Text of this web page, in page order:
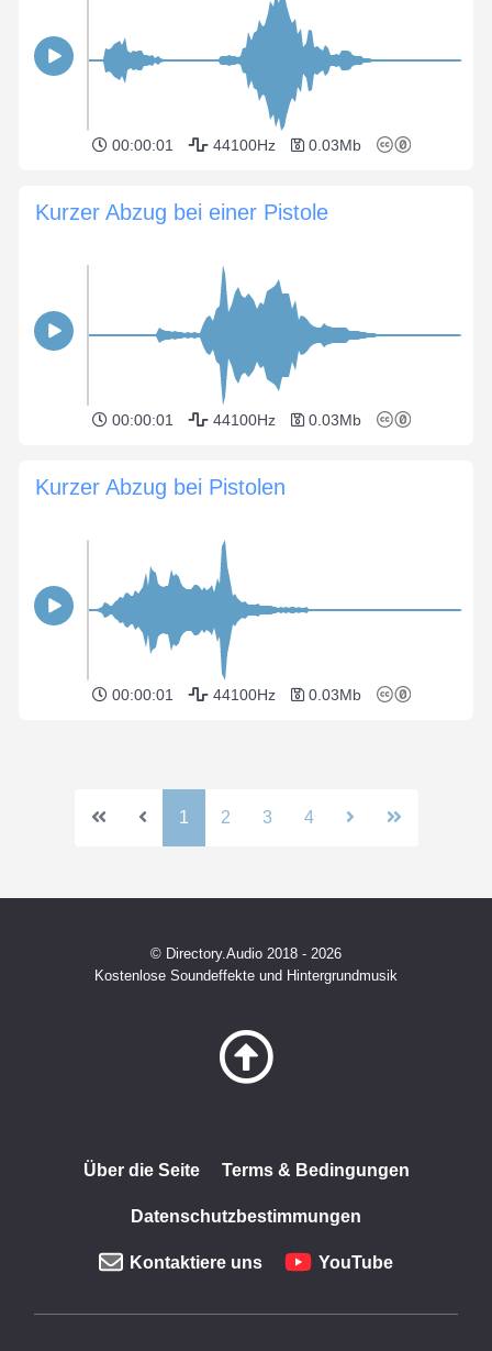
00:00:01 44100Hz 0.03Mb
Kurzer Abzug bei einer Pistole
00:00:01 44100Hz 0.03Mb
Kurzer Abzug bei Pistolen
00:00:01 44100Hz 0.03Mb
1 2 3 4
© Directory.Audio 2018 - 2026
Kostenlose Soundeffekte und Hintergrundmusik
Über die Seite Terms & Bedingungen
Datenschutzbestimmungen
Kontaktiere uns YouTube